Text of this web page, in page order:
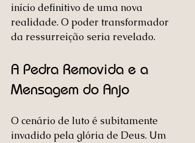
início definitivo de uma nova
realidade. O poder transformador
da ressurreição seria revelado.
A Pedra Removida e a
Mensagem do Anjo
O cenário de luto é subitamente
invadido pela glória de Deus. Um